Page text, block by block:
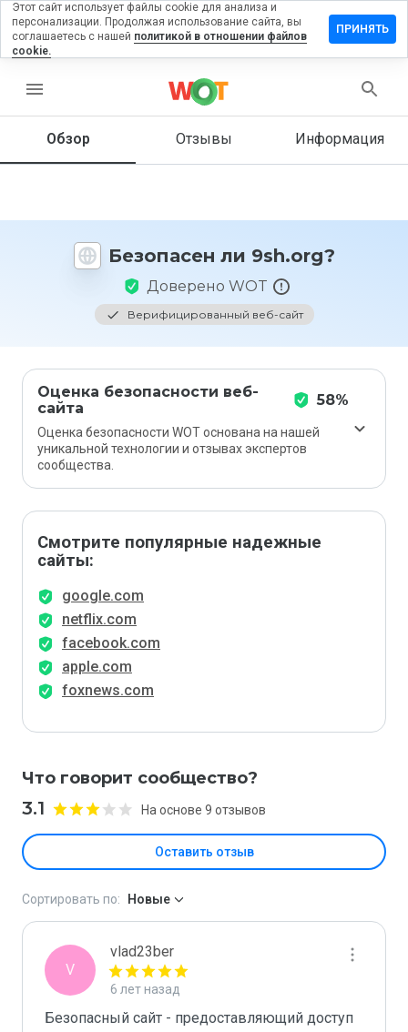
menu
Обзор Отзывы Информация
Безопасен ли 9sh.org?
Доверено WOT
Верифицированный веб-сайт
Оценка безопасности веб-
сайта
58%
Оценка безопасности WOT основана на нашей
уникальной технологии и отзывах экспертов
сообщества.
Смотрите популярные надежные
сайты:
google.com
netflix.com
facebook.com
apple.com
foxnews.com
Что говорит сообщество?
3.1 На основе 9 отзывов
Оставить отзыв
на
Как бы
этот
Сортировать по: Новые
V
vlad23ber
6 лет назад
Безопасный сайт - предоставляющий доступ
Этот сайт использует файлы cookie для анализа и
персонализации. Продолжая использование сайта, вы
соглашаетесь с нашей политикой в отношении файлов
cookie.
ПРИНЯТЬ